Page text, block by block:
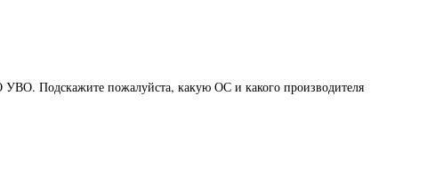
Подскажите пожалуйста, какую ОС и какого производителя